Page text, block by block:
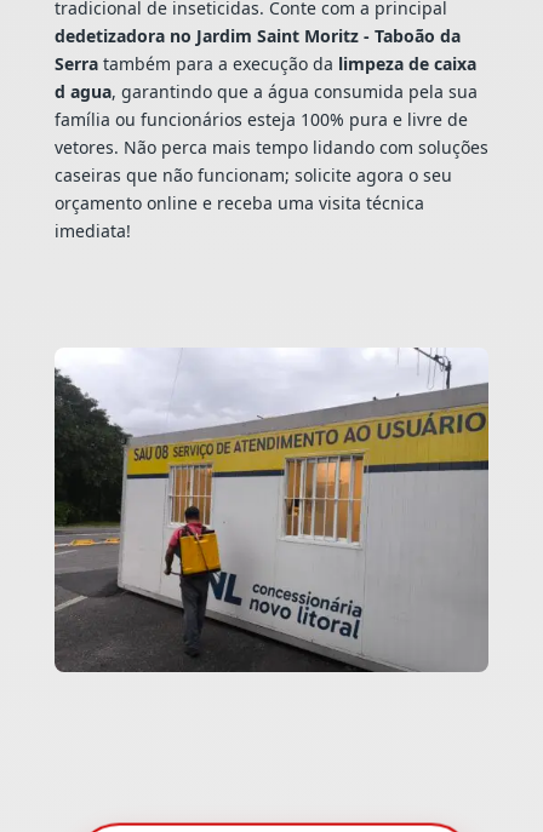
tradicional de inseticidas. Conte com a principal
dedetizadora no Jardim Saint Moritz - Taboão da
Serratambém para a execução da limpeza de caixa
d agua, garantindo que a água consumida pela sua
família ou funcionários esteja 100% pura e livre de
vetores. Não perca mais tempo lidando com soluções
caseiras que não funcionam; solicite agora o seu
orçamento online e receba uma visita técnica
imediata!